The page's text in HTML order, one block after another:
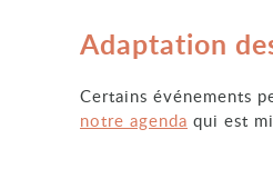
Adaptation
Certains événements
notre agenda qui est